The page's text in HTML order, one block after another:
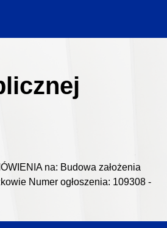
na: Budowa założenia
Numer ogłoszenia: 109308 -